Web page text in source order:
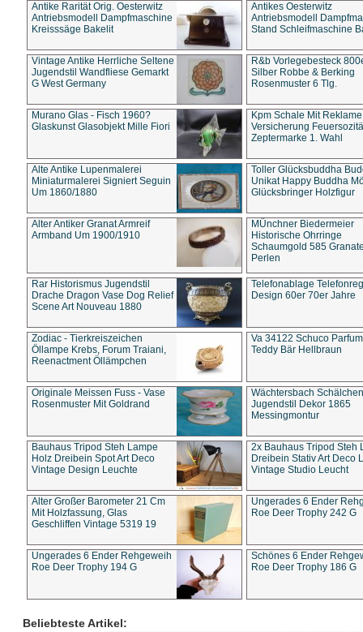
Antike Rarität Orig. Oesterwitz
Antriebsmodell Dampfmaschine
Kreisssäge Bakelit
Antikes Oesterwitz
Antriebsmodell
Stand Schleifmaschine
Vintage Antike Herrliche Seltene
Jugendstil Wandfliese Gemarkt
G West Germany
R&b Vorlegebesteck
Silber Robbe & Berking
Rosenmuster 6 Tlg.
Murano Glas - Fisch 1960?
Glaskunst Glasobjekt Mille Fiori
Kpm Schale Mit Reklame
Versicherung
Zeptermarke 1. Wahl
Alte Antike Lupenmalerei
Miniaturmalerei Signiert Seguin
Um 1860/1880
Toller Glücksbuddha
Unikat Happy Buddha
Glücksbringer Holzfigur
Alter Antiker Granat Armreif
Armband Um 1900/1910
MÜnchner Biedermeier
Historische Ohrringe
Schaumgold 585
Perlen
Rar Historismus Jugendstil
Drache Dragon Vase Dog Relief
Scene Art Nouveau 1880
Telefonablage
Design 60er 70er Jahre
Zodiac - Tierkreiszeichen
Öllampe Krebs, Forum Traiani,
Reenactment Öllämpchen
Va 34122 Schuco
Teddy Bär Hellbraun
Originale Meissen Fuss - Vase
Rosenmuster Mit Goldrand
Wächtersbach Schälchen
Jugendstil Dekor 1865
Messingmontur
Bauhaus Tripod Steh Lampe
Holz Dreibein Spot Art Deco
Vintage Design Leuchte
2x Bauhaus Tripod Steh
Dreibein Stativ Art Deco
Vintage Studio Leucht
Alter Großer Barometer 21 Cm
Mit Holzfassung, Glas
Geschliffen Vintage 5319 19
Ungerades 6 Ender
Roe Deer Trophy 242 G
Ungerades 6 Ender Rehgeweih
Roe Deer Trophy 194 G
Schönes 6 Ender
Roe Deer Trophy 186 G
Beliebteste Artikel: